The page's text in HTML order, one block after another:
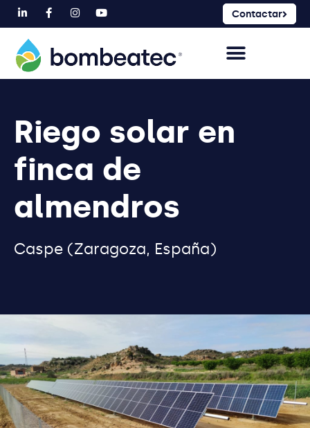
Contactar
Riego solar en
finca de
almendros
Caspe (Zaragoza, España)